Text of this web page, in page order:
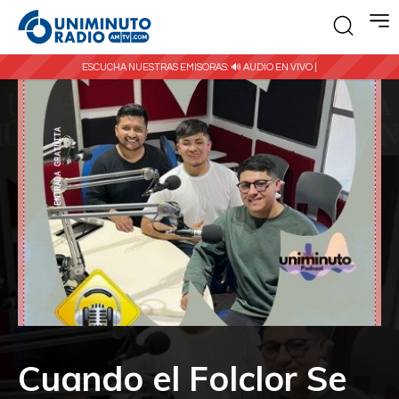
ESCUCHA NUESTRAS EMISORAS: 🔊 AUDIO EN VIVO |
Cuando el Folclor Se